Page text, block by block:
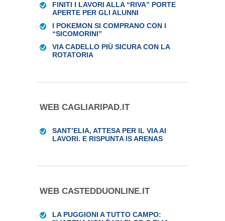
FINITI I LAVORI ALLA “RIVA” PORTE
APERTE PER GLI ALUNNI
I POKEMON SI COMPRANO CON I
“SICOMORINI”
VIA CADELLO PIÙ SICURA CON LA
ROTATORIA
WEB CAGLIARIPAD.IT
SANT’ELIA, ATTESA PER IL VIA AI
LAVORI. E RISPUNTA IS ARENAS
WEB CASTEDDUONLINE.IT
LA PUGGIONI A TUTTO CAMPO: